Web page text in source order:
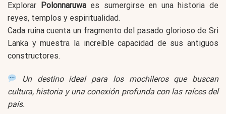
Explorar Polonnaruwaes sumergirse en una historia de
reyes, templos y espiritualidad.
Cada ruina cuenta un fragmento del pasado glorioso de Sri
Lanka y muestra la increíble capacidad de sus antiguos
constructores.
Un destino ideal para los mochileros que buscan
cultura, historia y una conexión profunda con las raíces del
país.